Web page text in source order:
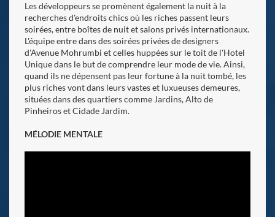
Les développeurs se promènent également la nuit à la
recherches d'endroits chics où les riches passent leurs
soirées, entre boîtes de nuit et salons privés internationaux.
L'équipe entre dans des soirées privées de designers
d'Avenue Mohrumbi et celles huppées sur le toit de l'Hotel
Unique dans le but de comprendre leur mode de vie. Ainsi,
quand ils ne dépensent pas leur fortune à la nuit tombé, les
plus riches vont dans leurs vastes et luxueuses demeures,
situées dans des quartiers comme Jardins, Alto de
Pinheiros et Cidade Jardim.
MÉLODIE MENTALE